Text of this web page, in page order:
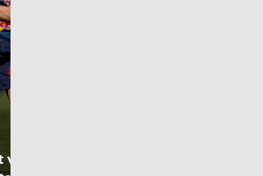
Änderungen: